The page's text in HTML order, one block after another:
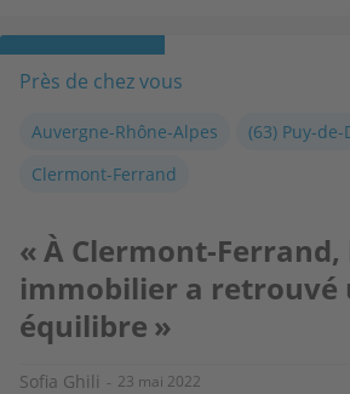
Près de chez vous
Auvergne-Rhône-Alpes
(63) Puy-de-
Clermont-Ferrand
« À Clermont-
immobilier a retrouvé
équilibre »
Sofia Ghili
23 mai 2022